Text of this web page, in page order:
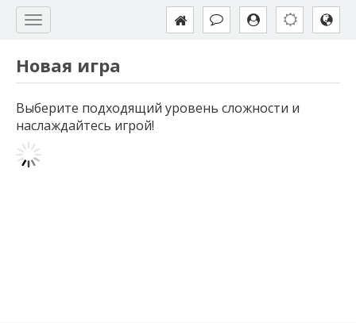
Новая игра
Выберите подходящий уровень сложности и
наслаждайтесь игрой!